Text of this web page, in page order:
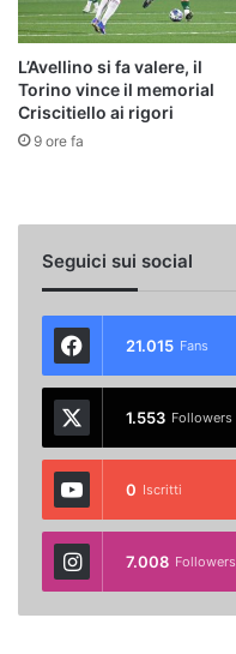
L’Avellino si fa valere, il
Torino vince il memorial
Criscitiello ai rigori
9 ore fa
Seguici sui social
21.015 Fans
1.553 Followers
0 Iscritti
7.008 Followers